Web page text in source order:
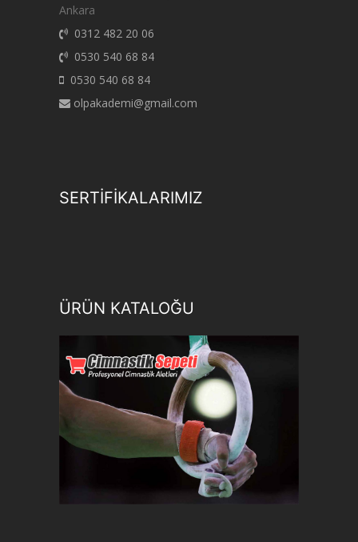
Ankara
0312 482 20 06
0530 540 68 84
0530 540 68 84
olpakademi@gmail.com
SERTİFİKALARIMIZ
ÜRÜN KATALOĞU